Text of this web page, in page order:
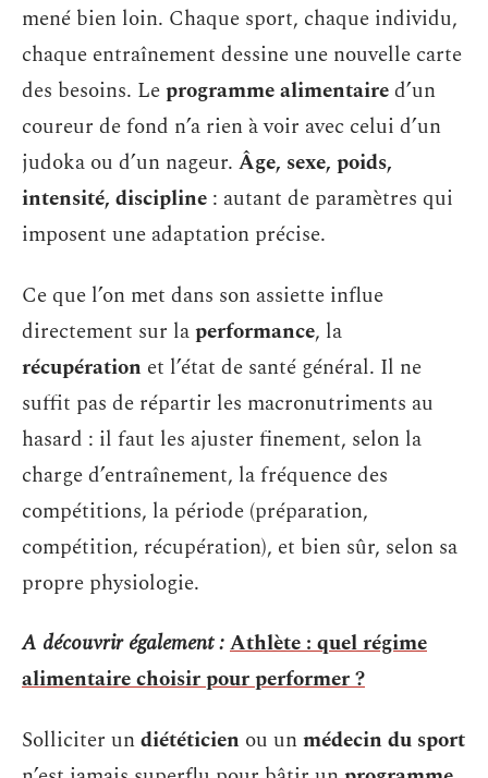
mené bien loin. Chaque sport, chaque individu,
chaque entraînement dessine une nouvelle carte
des besoins. Leprogramme alimentaired’un
coureur de fond n’a rien à voir avec celui d’un
judoka ou d’un nageur. Âge, sexe, poids,
intensité, discipline : autant de paramètres qui
imposent une adaptation précise.
Ce que l’on met dans son assiette influe
directement sur laperformance, la
récupération et l’état de santé général. Il ne
suffit pas de répartir les macronutriments au
hasard : il faut les ajuster finement, selon la
charge d’entraînement, la fréquence des
compétitions, la période (préparation,
compétition, récupération), et bien sûr, selon sa
propre physiologie.
A découvrir également :Athlète : quel régime
alimentaire choisir pour performer ?
Solliciter undiététicien ou unmédecin du sport